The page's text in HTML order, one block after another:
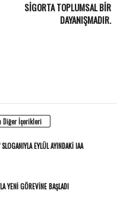
SIGORTA TOPLUMSAL BIR
DAYANIŞMADIR.
Diğer İçerikleri
EYLÜL AYINDAKI IAA
YENI GÖREVINE BAŞLADI